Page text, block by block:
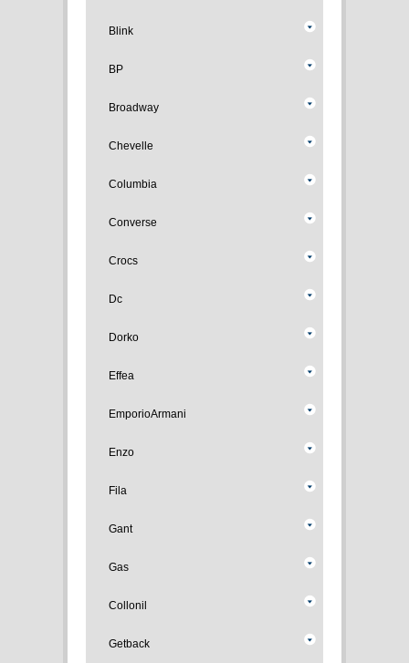
Blink
BP
Broadway
Chevelle
Columbia
Converse
Crocs
Dc
Dorko
Effea
EmporioArmani
Enzo
Fila
Gant
Gas
Collonil
Getback